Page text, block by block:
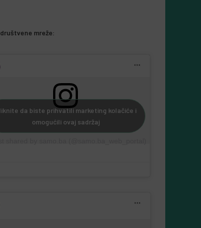
mreže:
da biste prihvatili marketing kolačiće i
omogućili ovaj sadržaj